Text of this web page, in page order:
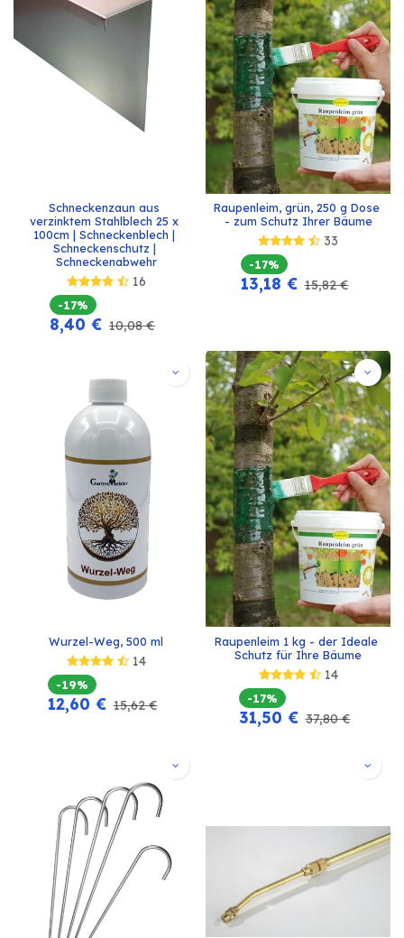
Schneckenzaun aus
verzinktem Stahlblech 25 x
100cm | Schneckenblech |
Schneckenschutz |
Schneckenabwehr
16
-17%
8,40 € 10,08€
Raupenleim, grün, 250 g Dose
- zum Schutz Ihrer Bäume
33
-17%
13,18 € 15,82€
Wurzel-Weg, 500 ml
14
-19%
12,60 € 15,62€
Raupenleim 1 kg - der Ideale
Schutz für Ihre Bäume
14
-17%
31,50 € 37,80€